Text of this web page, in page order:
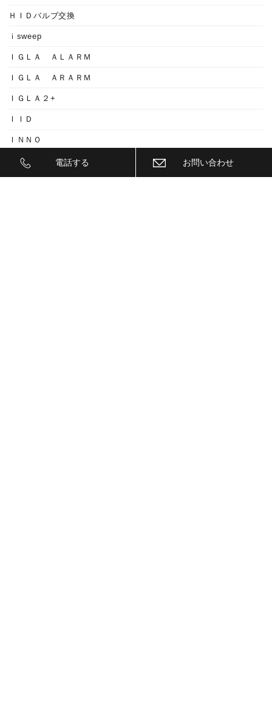
ＨＩＤバルブ交換
ｉsweep
ＩＧＬＡ ＡＬＡＲＭ
ＩＧＬＡ ＡＲＡＲＭ
ＩＧＬＡ２+
ＩＩＤ
ＩＮＮＯ
ｉｓｗｅｅｐ(IS1500)
電話する お問い合わせ